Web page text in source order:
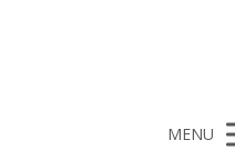
MENU